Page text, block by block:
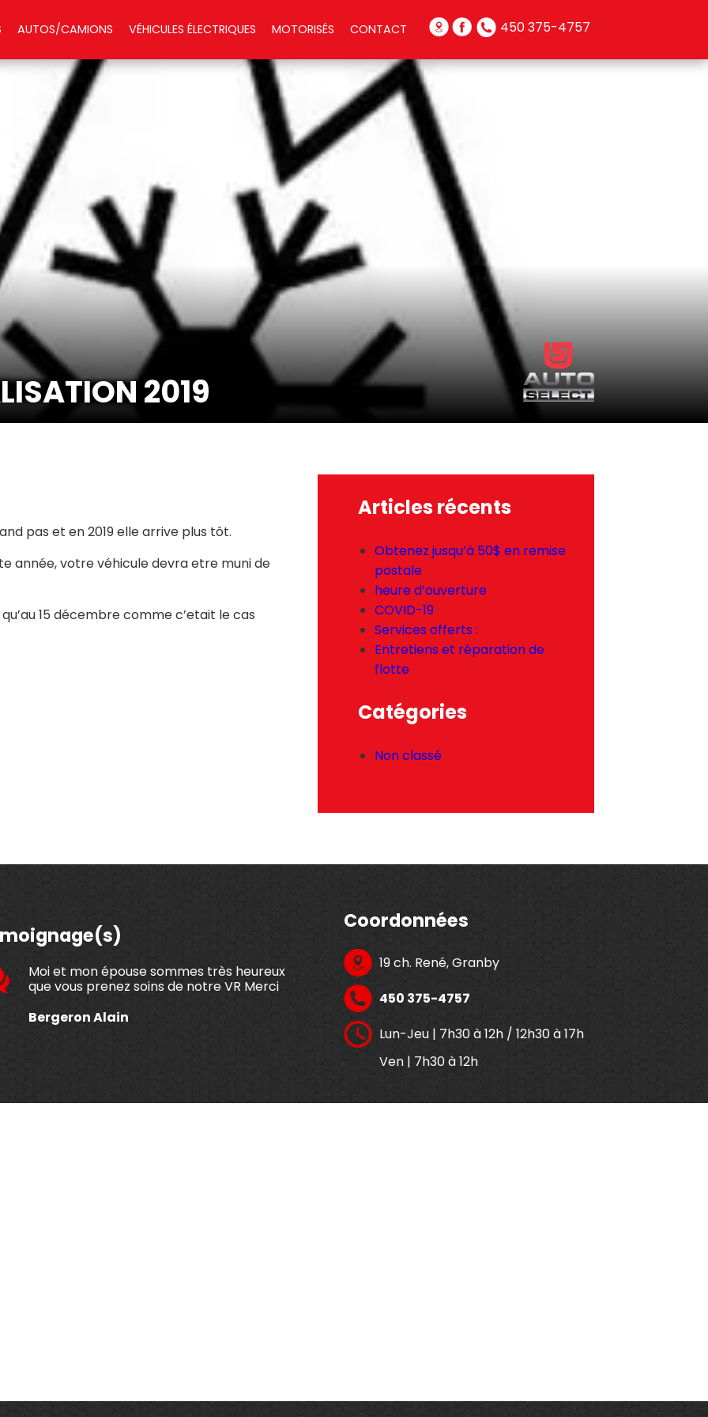
AUTOS/CAMIONS VÉHICULES ÉLECTRIQUES MOTORISÉS CONTACT 450 375-4757
2019
pas et en 2019 elle arrive plus tôt.
année, votre véhicule devra etre muni de
15 décembre comme c’etait le cas
Articles récents
Obtenez jusqu’à 50$ en remise
postale
heure d’ouverture
COVID-19
Services offerts :
Entretiens et réparation de
flotte
Catégories
Non classé
Moi et mon épouse sommes très heureux
que vous prenez soins de notre VR Merci
Bergeron Alain
Coordonnées
19 ch. René, Granby
450 375-4757
Lun-Jeu | 7h30 à 12h / 12h30 à 17h
Ven | 7h30 à 12h